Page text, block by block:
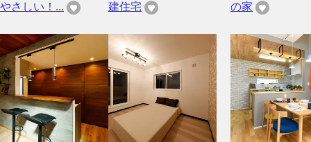
やさしい！...
建住宅
の家